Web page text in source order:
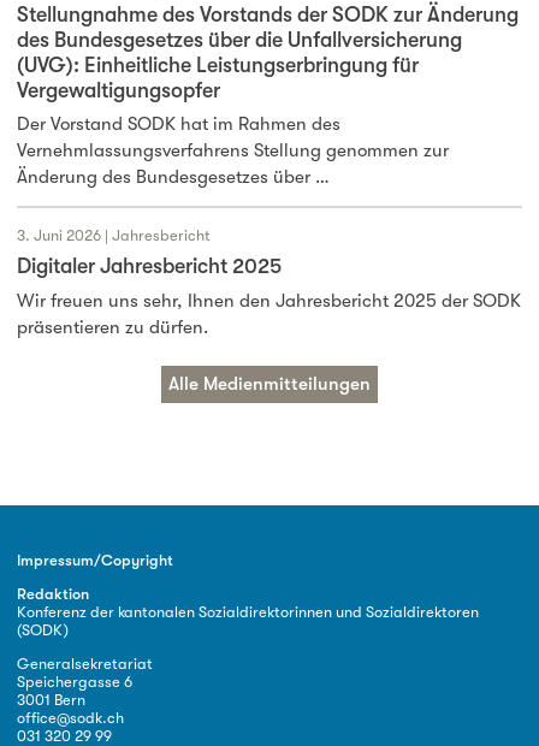
Stellungnahme des Vorstands der SODK zur Änderung
des Bundesgesetzes über die Unfallversicherung
(UVG): Einheitliche Leistungserbringung für
Vergewaltigungsopfer
Der Vorstand SODK hat im Rahmen des
Vernehmlassungsverfahrens Stellung genommen zur
Änderung des Bundesgesetzes über …
3. Juni 2026 | Jahresbericht
Digitaler Jahresbericht 2025
Wir freuen uns sehr, Ihnen den Jahresbericht 2025 der SODK
präsentieren zu dürfen.
Alle Medienmitteilungen
Impressum/Copyright
Redaktion
Konferenz der kantonalen Sozialdirektorinnen und Sozialdirektoren
(SODK)
Generalsekretariat
Speichergasse 6
3001 Bern
office@sodk.ch
031 320 29 99